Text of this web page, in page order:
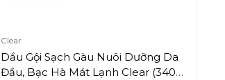
Clear
Dầu Gội Sạch Gàu Nuôi Dưỡng Da
Đầu, Bạc Hà Mát Lạnh Clear (340g)